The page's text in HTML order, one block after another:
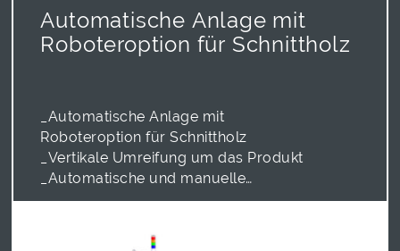
Automatische Anlage mit
Roboteroption für Schnittholz
_Automatische Anlage mit
Roboteroption für Schnittholz
_Vertikale Umreifung um das Produkt
_Automatische und manuelle
Funktionalität